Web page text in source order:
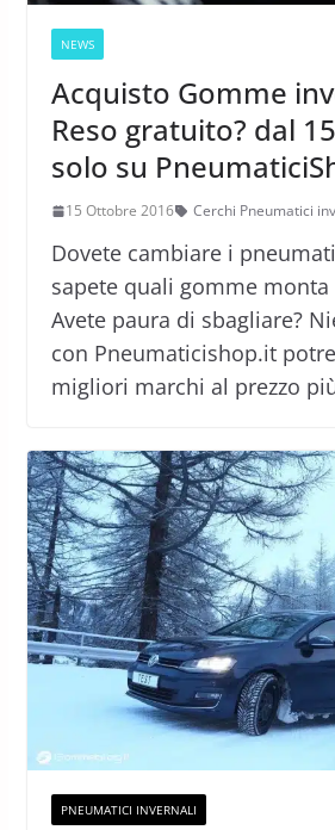
NEWS
Acquisto Gomme
Reso gratuito? dal
solo su
15 Ottobre 2016 Cerchi Pneumatici
Dovete cambiare i
sapete quali gomme monta
Avete paura di sbagliare?
con Pneumaticishop.it
migliori marchi al prezzo
PNEUMATICI INVERNALI